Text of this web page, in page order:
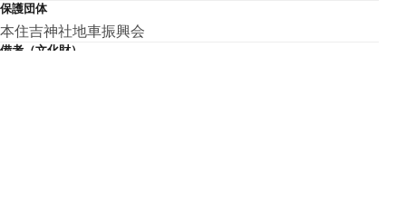
保護団体
本住吉神社地車振興会
備考（文化財）